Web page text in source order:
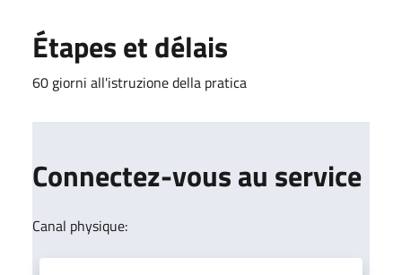
Étapes et délais
60 giorni all'istruzione della pratica
Connectez-vous au service
Canal physique: